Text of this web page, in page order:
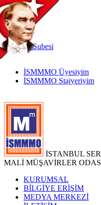
TR
|
EN
İnternetŞubesi
İSMMMO Üyesiyim
İSMMMO Stajyeriyim
İSTANBUL
MALİ MÜŞAVİRLER
KURUMSAL
BİLGİYE ERİŞİM
MEDYA MERKEZİ